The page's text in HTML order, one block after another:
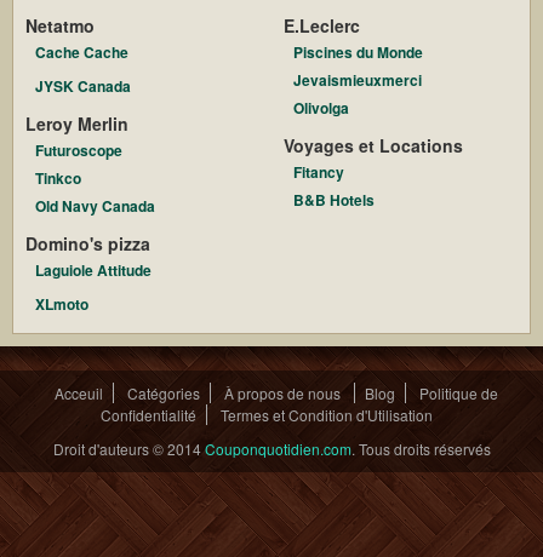
Netatmo
Cache Cache
JYSK Canada
Leroy Merlin
Futuroscope
Tinkco
Old Navy Canada
E.Leclerc
Piscines du Monde
Jevaismieuxmerci
Olivolga
Voyages et Locations
Fitancy
B&B Hotels
Domino's pizza
Laguiole Attitude
XLmoto
Acceuil Catégories À propos de nous Blog
Politique de
Confidentialité
Termes et Condition d'Utilisation
Droit d'auteurs © 2014Couponquotidien.com. Tous droits réservés